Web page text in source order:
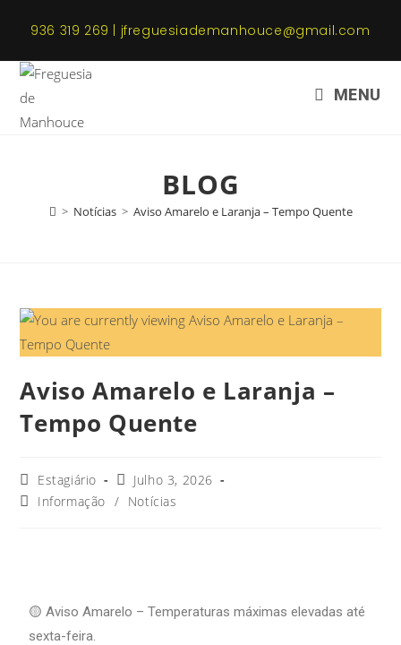
936 319 269 | jfreguesiademanhouce@gmail.com
MENU
BLOG
> Notícias > Aviso Amarelo e Laranja – Tempo Quente
Aviso Amarelo e Laranja –
Tempo Quente
Estagiário
Julho 3, 2026
Informação / Notícias
🟡 Aviso Amarelo – Temperaturas máximas elevadas até
sexta-feira.